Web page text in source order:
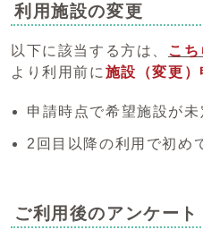
利用施設の変更
以下に該当する方は、 こち
より利用前に 施設（変更）
申請時点で希望施設が
2回目以降の利用で初め
ご利用後のアンケート